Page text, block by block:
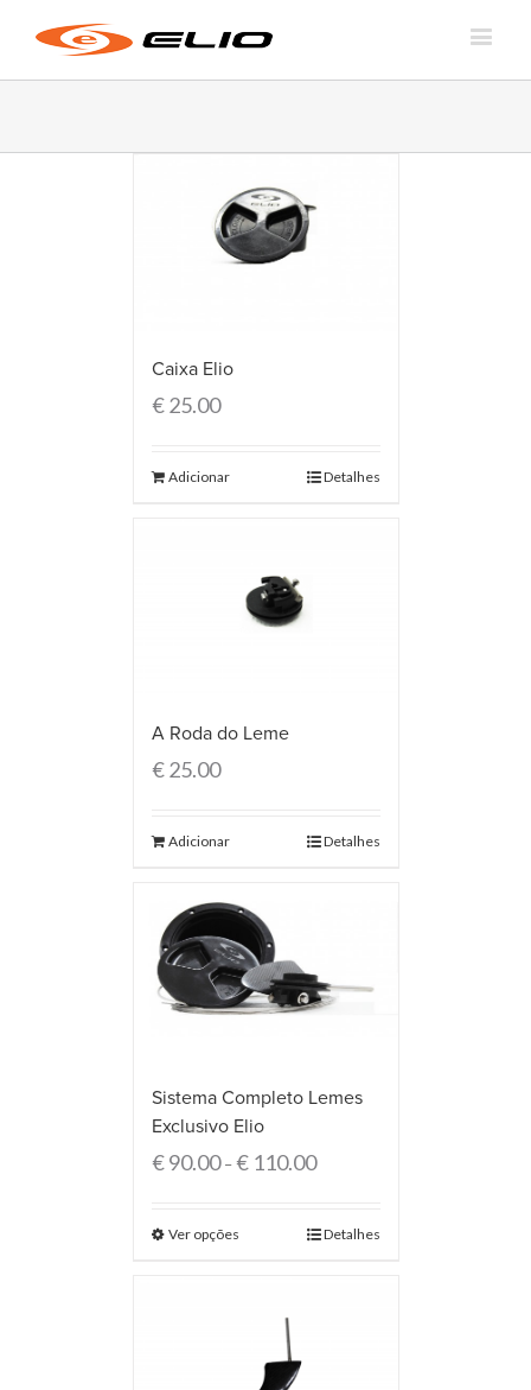
Caixa Elio
€25.00
Adicionar Detalhes
A Roda do Leme
€25.00
Adicionar Detalhes
Sistema Completo Lemes
Exclusivo Elio
€90.00–€110.00
Ver opções Detalhes